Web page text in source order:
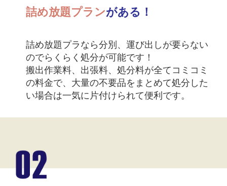
詰め放題プランがある！
詰め放題プラなら分別、運び出しが要らない
のでらくらく処分が可能です！
搬出作業料、出張料、処分料が全てコミコミ
の料金で、大量の不要品をまとめて処分した
い場合は一気に片付けられて便利です。